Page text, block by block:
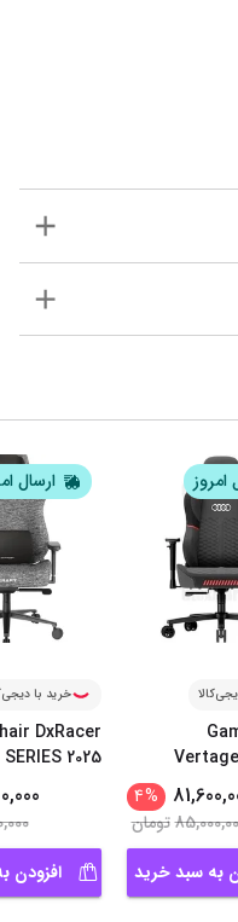
امروز
%
4
تومان
به سبد خرید
ارسال
خرید با
DxRacer
2025
افزودن